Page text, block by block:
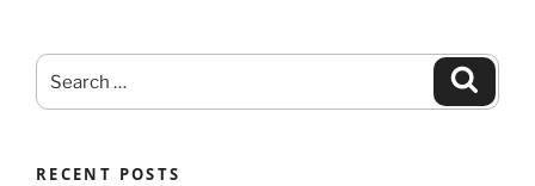
Search
for:
Search
RECENT POSTS